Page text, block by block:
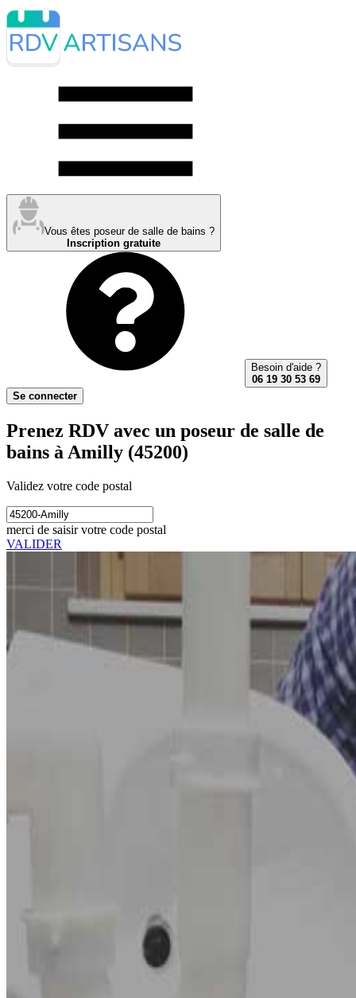
Vous êtes poseur de salle de bains ?
Inscription gratuite
Besoin d'aide ?
06 19 30 53 69
Se connecter
Prenez RDV avec un poseur de salle de
bains à Amilly (45200)
Validez votre code postal
merci de saisir votre code postal
VALIDER